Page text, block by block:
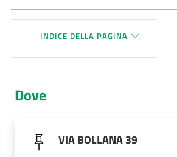
Luoghi
Comunica
INDICE DELLA PAGINA
Dove
VIA BOLLANA 39